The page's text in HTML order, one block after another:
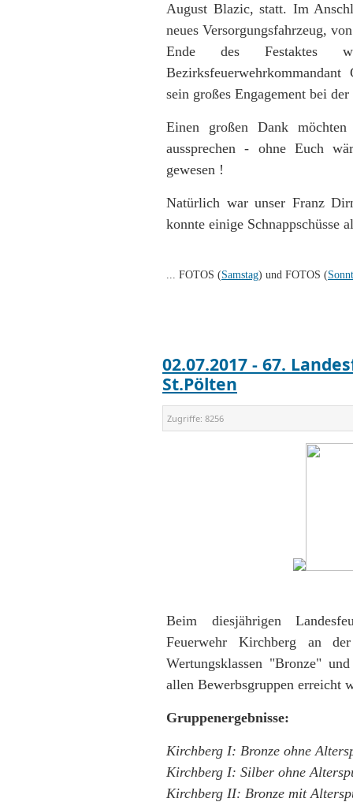
August Blazic, statt. Im
neues Versorgungsfahrzeug,
Ende des Festaktes
sein großes Engagement bei
Einen großen Dank
aussprechen - ohne Euch
gewesen !
Natürlich war unser Franz
konnte einige Schnappschüsse
... FOTOS (Samstag) und FOTOS (
02.07.2017 - 67.
St.Pölten
Zugriffe: 8256
Beim diesjährigen
Feuerwehr Kirchberg an
Wertungsklassen "Bronze"
allen Bewerbsgruppen erreicht
Gruppenergebnisse:
Kirchberg I: Bronze ohne
Kirchberg I: Silber ohne
Kirchberg II: Bronze mit